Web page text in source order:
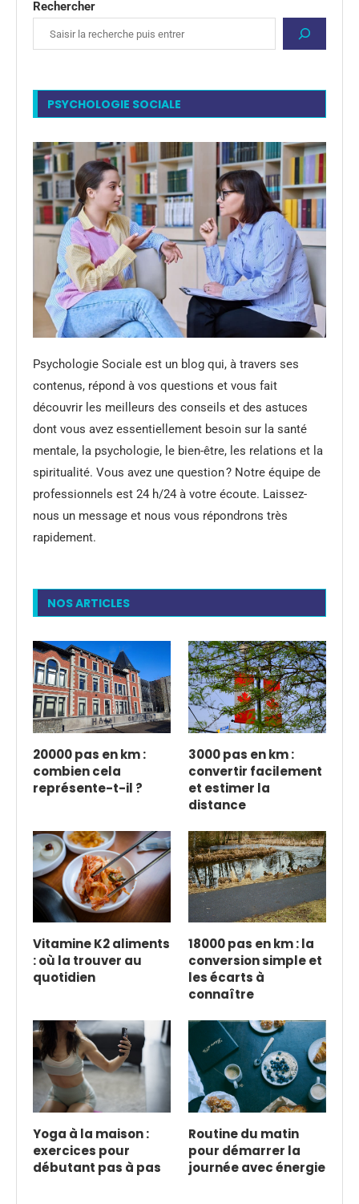
Rechercher
PSYCHOLOGIE SOCIALE
Psychologie Sociale est un blog qui, à travers ses
contenus, répond à vos questions et vous fait
découvrir les meilleurs des conseils et des astuces
dont vous avez essentiellement besoin sur la santé
mentale, la psychologie, le bien-être, les relations et la
spiritualité. Vous avez une question ? Notre équipe de
professionnels est 24 h/24 à votre écoute. Laissez-
nous un message et nous vous répondrons très
rapidement.
NOS ARTICLES
20000 pas en km :
combien cela
représente-t-il ?
3000 pas en km :
convertir facilement
et estimer la
distance
Vitamine K2 aliments
: où la trouver au
quotidien
18000 pas en km : la
conversion simple et
les écarts à
connaître
Yoga à la maison :
exercices pour
débutant pas à pas
Routine du matin
pour démarrer la
journée avec énergie